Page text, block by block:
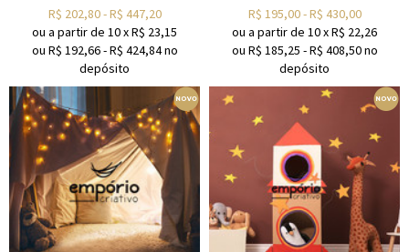
R$ 202,80-R$ 447,20
ou a partir de 10xR$ 23,15
ou R$ 192,66-R$ 424,84no
depósito
R$ 195,00-R$ 430,00
ou a partir de 10xR$ 22,26
ou R$ 185,25 -R$ 408,50no
depósito